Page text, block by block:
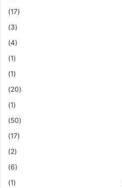
(17)
(3)
(4)
(1)
(1)
(20)
(1)
(50)
(17)
(2)
(6)
(1)